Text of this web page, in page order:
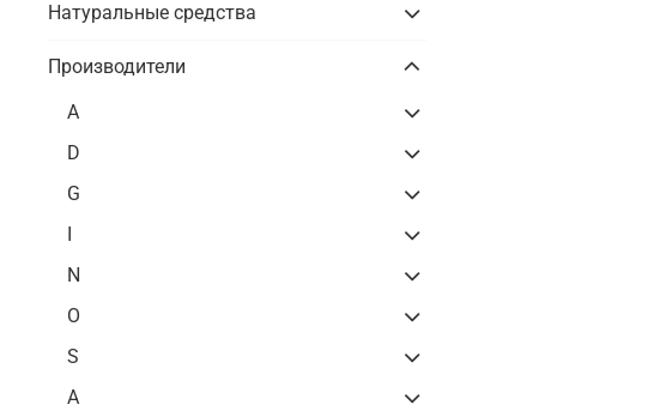
Натуральные средства
Производители
A
D
G
N
O
S
А